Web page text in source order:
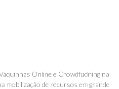
Online e Crowdfudning na
mobilização de recursos em grande